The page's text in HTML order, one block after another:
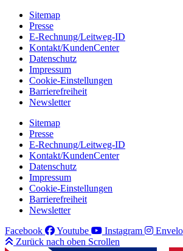
Sitemap
Presse
E-Rechnung/Leitweg-ID
Kontakt/KundenCenter
Datenschutz
Impressum
Cookie-Einstellungen
Barrierefreiheit
Newsletter
Sitemap
Presse
E-Rechnung/Leitweg-ID
Kontakt/KundenCenter
Datenschutz
Impressum
Cookie-Einstellungen
Barrierefreiheit
Newsletter
Facebook
Youtube Instagram
Zurück nach oben Scrollen